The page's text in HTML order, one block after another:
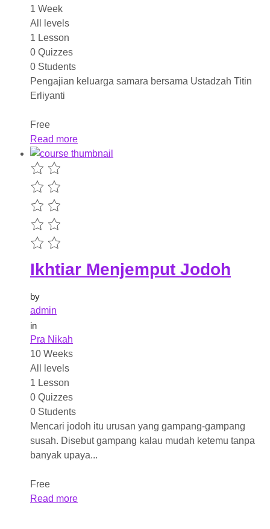
1 Week
All levels
1 Lesson
0 Quizzes
0 Students
Pengajian keluarga samara bersama Ustadzah Titin
Erliyanti
Free
Read more
Ikhtiar Menjemput Jodoh
by
admin
in
Pra Nikah
10 Weeks
All levels
1 Lesson
0 Quizzes
0 Students
Mencari jodoh itu urusan yang gampang-gampang
susah. Disebut gampang kalau mudah ketemu tanpa
banyak upaya...
Free
Read more